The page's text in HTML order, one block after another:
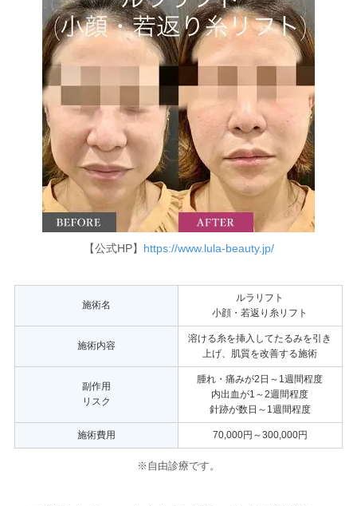
【公式HP】 https://www.lula-beauty.jp/
施術名
ルラリフト
小顔・若返り糸リフト
施術内容
溶ける糸を挿入してたるみを引き
上げ、肌質を改善する施術
副作用
リスク
腫れ・痛みが2日～1週間程度
内出血が1～2週間程度
針跡が数日～1週間程度
施術費用 70,000円～300,000円
※自由診療です。